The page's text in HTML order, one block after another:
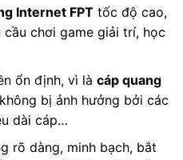
Internet FPTtốc độ cao,
chơi game giải trí, học
ổn định, vì là cáp quang
bị ảnh hưởng bởi các
dài cáp…
rõ dàng, minh bạch, bắt